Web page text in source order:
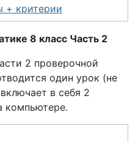
+ критерии
8 класс Часть 2
2 проверочной
один урок (не
в себя 2
компьютере.